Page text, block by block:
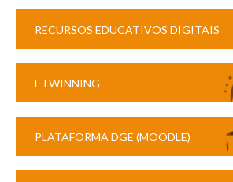
RECURSOS EDUCATIVOS DIGITAIS
ETWINNING
PLATAFORMA DGE (MOODLE)